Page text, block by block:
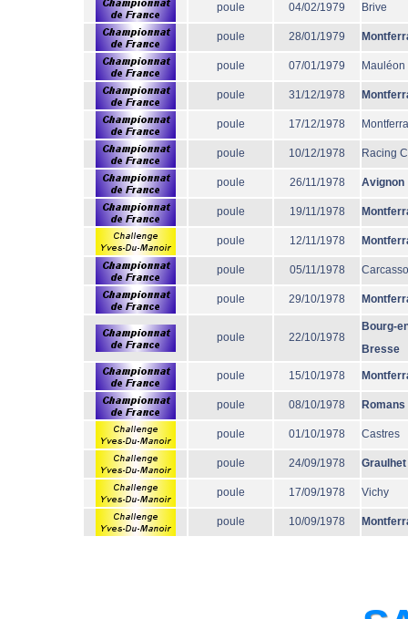
poule 04/02/1979 Brive
poule 28/01/1979
poule 07/01/1979 Mauléon
poule 31/12/1978
poule 17/12/1978
poule 10/12/1978 Racing
poule 26/11/1978 Avignon
poule 19/11/1978
poule 12/11/1978
poule 05/11/1978
poule 29/10/1978
poule 22/10/1978
Bourg-
Bresse
poule 15/10/1978
poule 08/10/1978 Romans
poule 01/10/1978 Castres
poule 24/09/1978 Graulhet
poule 17/09/1978 Vichy
poule 10/09/1978